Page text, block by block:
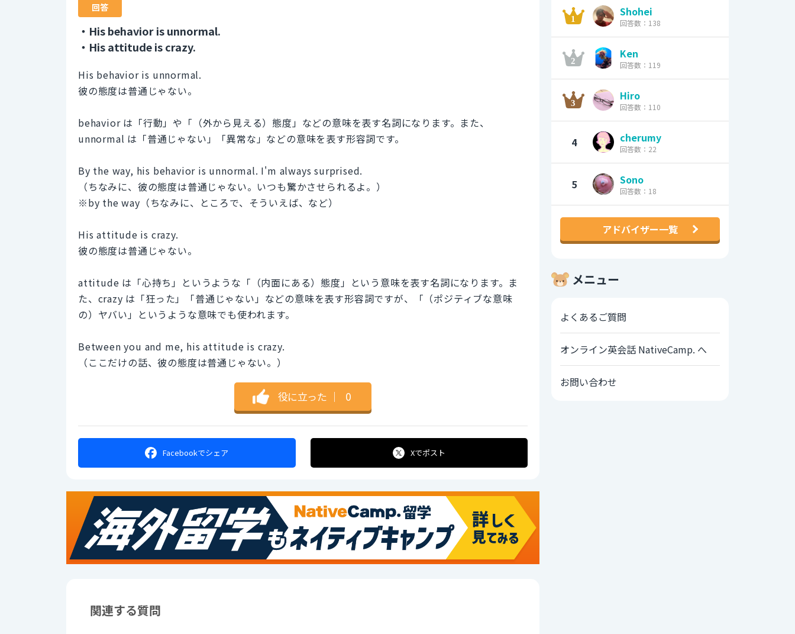
回答
・His behavior is unnormal.
・His attitude is crazy.
His behavior is unnormal.
彼の態度は普通じゃない。
behavior は「行動」や「（外から見える）態度」などの意味を表す名詞になります。また、
unnormal は「普通じゃない」「異常な」などの意味を表す形容詞です。
By the way, his behavior is unnormal. I'm always surprised.
（ちなみに、彼の態度は普通じゃない。いつも驚かさせられるよ。）
※by the way（ちなみに、ところで、そういえば、など）
His attitude is crazy.
彼の態度は普通じゃない。
attitude は「心持ち」というような「（内面にある）態度」という意味を表す名詞になります。ま
た、crazy は「狂った」「普通じゃない」などの意味を表す形容詞ですが、「（ポジティブな意味
の）ヤバい」というような意味でも使われます。
Between you and me, his attitude is crazy.
（ここだけの話、彼の態度は普通じゃない。）
役に立った ｜ 0
Facebookでシェア Xでポスト
関連する質問
Shohei
回答数：138
Ken
回答数：119
Hiro
回答数：110
4 cherumy
回答数：22
5 Sono
回答数：18
アドバイザー一覧
メニュー
よくあるご質問
オンライン英会話 NativeCamp. へ
お問い合わせ